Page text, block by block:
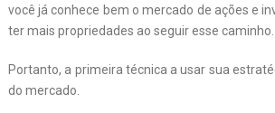
você já conhece bem o mercado de ações e
ter mais propriedades ao seguir esse caminho.
Portanto, a primeira técnica a usar sua
do mercado.